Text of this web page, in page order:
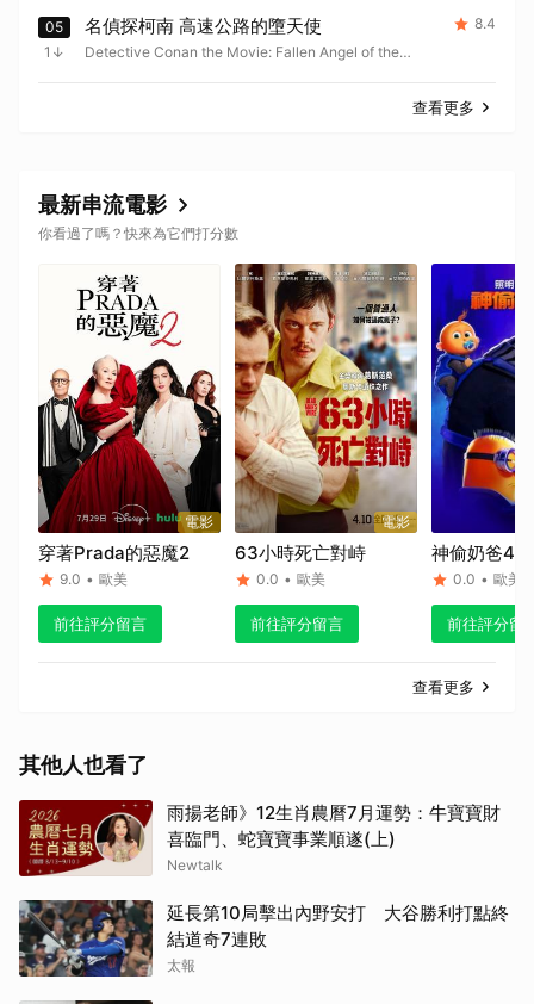
05
1
名偵探柯南 高速公路的墮天使
Detective Conan the Movie: Fallen Angel of the
8.4
查看更多
最新串流電影
你看過了嗎？快來為它們打分數
電影
穿著Prada的惡魔2
9.0 • 歐美
前往評分留言
電影
63小時死亡對峙
0.0 • 歐美
前往評分留言
神偷奶爸4
0.0 • 歐美
前往評分留
查看更多
其他人也看了
雨揚老師》12生肖農曆7月運勢：牛寶寶財
喜臨門、蛇寶寶事業順遂(上)
Newtalk
延長第10局擊出內野安打 大谷勝利打點終
結道奇7連敗
太報